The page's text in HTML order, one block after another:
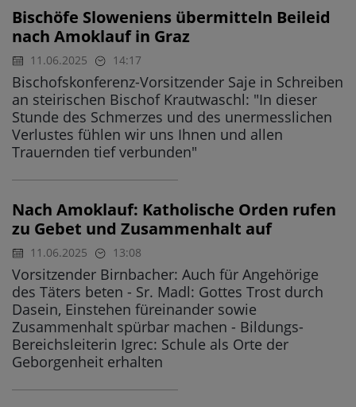
Bischöfe Sloweniens übermitteln Beileid
nach Amoklauf in Graz
11.06.2025 14:17
Bischofskonferenz-Vorsitzender Saje in Schreiben
an steirischen Bischof Krautwaschl: "In dieser
Stunde des Schmerzes und des unermesslichen
Verlustes fühlen wir uns Ihnen und allen
Trauernden tief verbunden"
Nach Amoklauf: Katholische Orden rufen
zu Gebet und Zusammenhalt auf
11.06.2025 13:08
Vorsitzender Birnbacher: Auch für Angehörige
des Täters beten - Sr. Madl: Gottes Trost durch
Dasein, Einstehen füreinander sowie
Zusammenhalt spürbar machen - Bildungs-
Bereichsleiterin Igrec: Schule als Orte der
Geborgenheit erhalten